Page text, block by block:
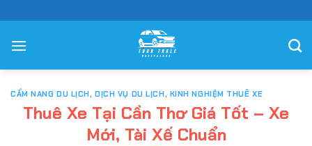
đến
nội
CẨM NANG DU LỊCH,DỊCH VỤ DU LỊCH, KINH NGHIỆM THUÊ XE
Thuê Xe Tại Cần Thơ Giá Tốt – Xe
Mới, Tài Xế Chuẩn